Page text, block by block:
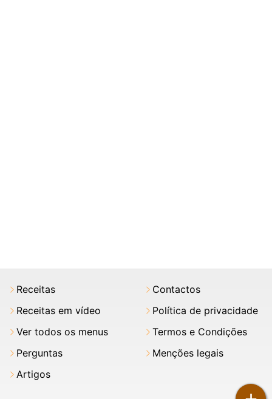
Receitas
Receitas em vídeo
Ver todos os menus
Perguntas
Artigos
Contactos
Política de privacidade
Termos e Condições
Menções legais